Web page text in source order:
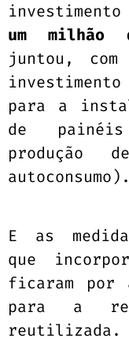
um milhão
juntou,
para a
de
produção
autoconsumo).
E as
que
ficaram por
para a